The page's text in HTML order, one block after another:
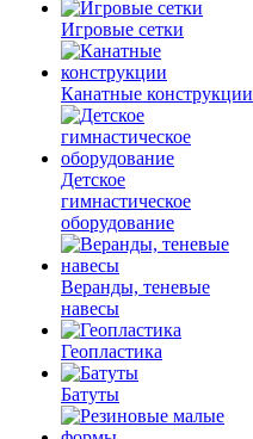
Игровые сетки
Канатные конструкции
Детское
гимнастическое
оборудование
Веранды, теневые
навесы
Геопластика
Батуты